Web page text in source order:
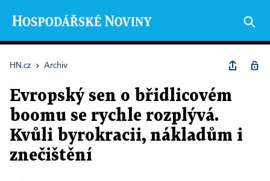
HN.cz › Archiv
Evropský sen o břidlicovém
boomu se rychle rozplývá.
Kvůli byrokracii, nákladům i
znečištění